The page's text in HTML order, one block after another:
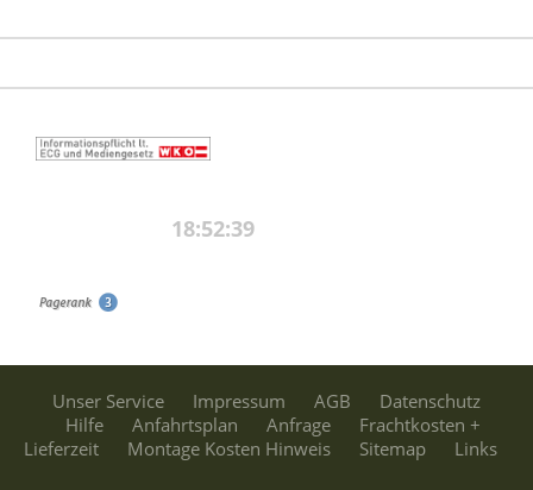
Unser Service Impressum AGB
Datenschutz
Hilfe
Anfahrtsplan Anfrage
Frachtkosten +
Lieferzeit
Montage Kosten Hinweis Sitemap Links